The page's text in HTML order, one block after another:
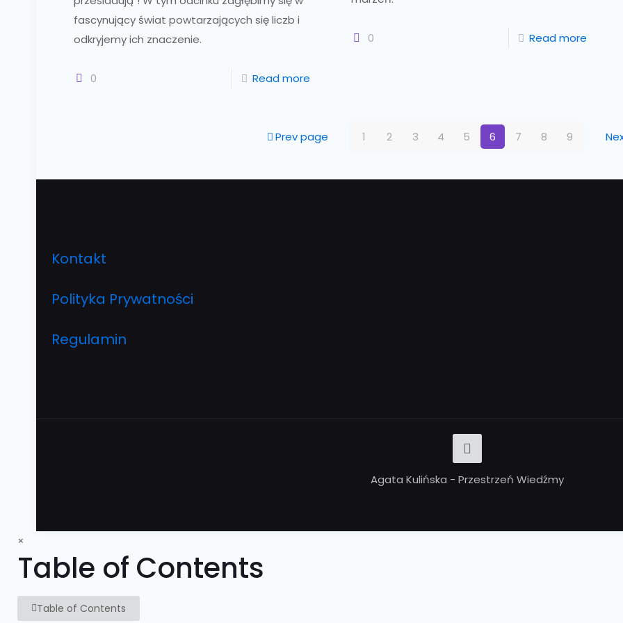
fascynujący świat powtarzających się liczb i
odkryjemy ich znaczenie.
0 Read more
0 Read more
Prev page 1 2 3 4 5 6 7 8 9
Kontakt
Polityka Prywatności
Regulamin
Agata Kulińska - Przestrzeń Wiedźmy
×
Table of Contents
Table of Contents